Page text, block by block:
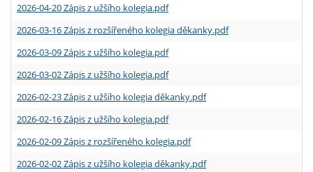
2026-04-20 Zápis z užšího kolegia.pdf
2026-03-16 Zápis z rozšířeného kolegia děkanky.pdf
2026-03-09 Zápis z užšího kolegia.pdf
2026-03-02 Zápis z užšího kolegia.pdf
2026-02-23 Zápis z užšího kolegia děkanky.pdf
2026-02-16 Zápis z užšího kolegia.pdf
2026-02-09 Zápis z rozšířeného kolegia.pdf
2026-02-02 Zápis z užšího kolegia děkanky.pdf